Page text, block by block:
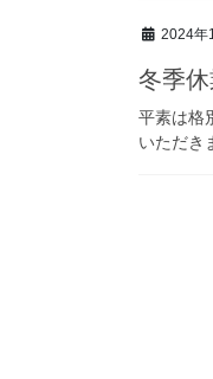
2024年
冬季
平素は格
いただ